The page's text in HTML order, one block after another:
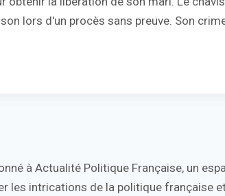
lors d'un procès sans preuve. Son
à Actualité Politique Française, un
les intrications de la politique française